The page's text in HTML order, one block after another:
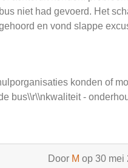
niet had gevoerd. Het
en vond slappe
konden of
bus\\r\\nkwaliteit -
Door M op 30 mei